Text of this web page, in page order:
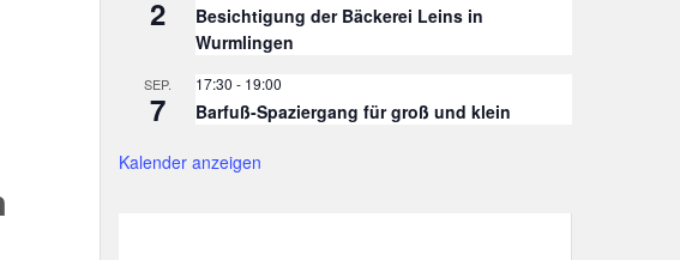
2
Besichtigung der Bäckerei Leins in
Wurmlingen
SEP.
7
17:30 - 19:00
Barfuß-Spaziergang für groß und klein
Kalender anzeigen